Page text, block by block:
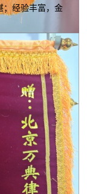
；经验丰富，金